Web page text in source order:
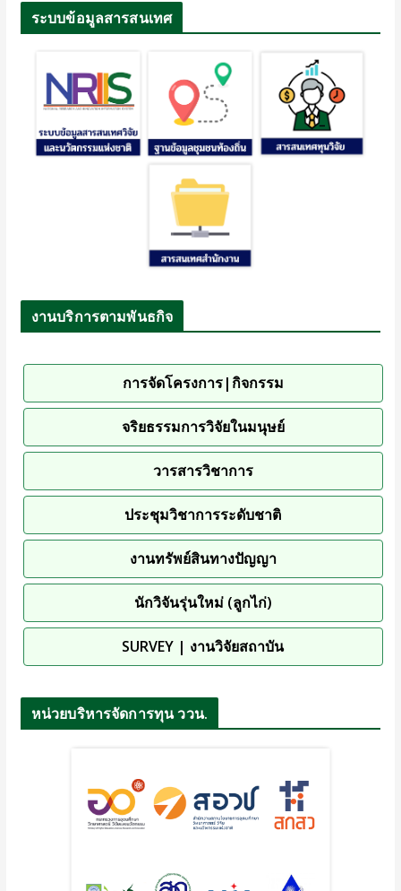
ระบบข้อมูลสารสนเทศ
งานบริการตามพันธกิจ
การจัดโครงการ|กิจกรรม
จริยธรรมการวิจัยในมนุษย์
วารสารวิชาการ
ประชุมวิชาการระดับชาติ
งานทรัพย์สินทางปัญญา
นักวิจันรุ่นใหม่ (ลูกไก่)
SURVEY | งานวิจัยสถาบัน
หน่วยบริหารจัดการทุน ววน.